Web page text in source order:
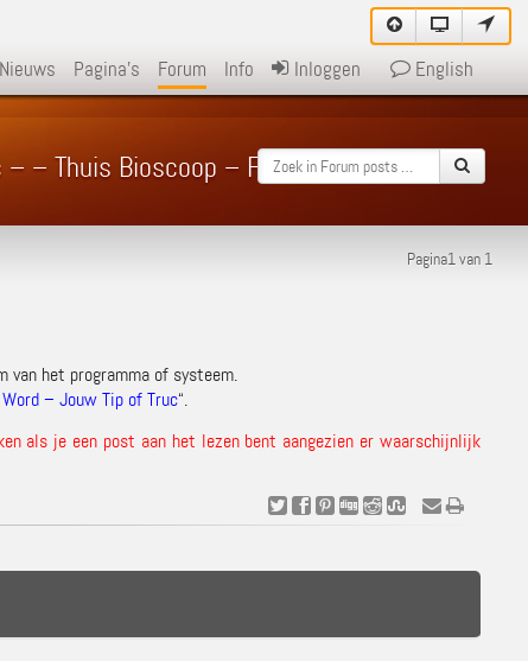
Nieuws Pagina's Forum Info Inloggen English
– – Thuis Bioscoop – Forum
Pagina1 van 1
van het programma of systeem.
Word – Jouw Tip of Truc“.
als je een post aan het lezen bent aangezien er waarschijnlijk